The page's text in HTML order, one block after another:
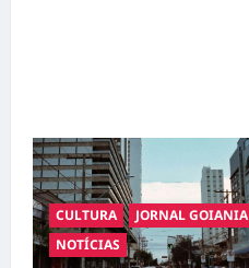
CULTURA
JORNAL GOIANIA
NOTÍCIAS